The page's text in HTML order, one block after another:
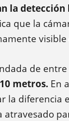
la detección
que la
visible
de
metros. En
la diferencia